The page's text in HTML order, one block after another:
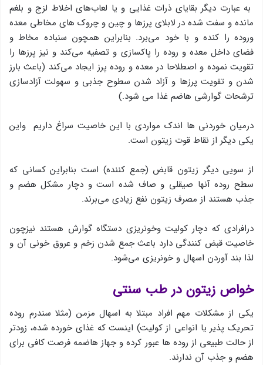
به عبارت دیگر بقایای ذرات غذایی و یا لعاب‌های اخلاط لزج و بلغم
مانده و سفت شده در لابلای پرزها و چین و چروک های مخاطی معده
وروده را كنده و با خود می‌برد. بنابراین همچون سنباده مخاط و
فضای داخل معده و روده را پاكسازی و تصفیه می‌كند و نیز پرزها را
تقویت نموده و اصطلاحا در معده و روده پرز ایجاد می‌كند (باعث بارز
شدن و تقویت پرزها و آزاد شدن سطوح جذبی و سهولت آزادسازی
ترشحات گوارشی هاضم غذا می شود.)
درمیان خوردنی ها اندک مواردی با این خاصیت سراغ داریم واین
یكی دیگر از نقاط قوت زیتون است.
از سویی دیگر زیتون قابض (جمع كننده) است بنابراین كسانی كه
سطح روده آنها صیقلی و صاف شده است و دچار مشكل هضم و
جذب هستند از مصرف زیتون نفع زیادی می‌برند.
درافرادی كه دچار كولیت وخونریزی دستگاه گوارش هستند نیزچون
خاصیت قبض كنندگی دارد باعث جمع شدن زخم و عروق خونی آن و
لذا بند آوردن اسهال و خونریزی می‌شود.
خواص زیتون در طب سنتی
یکی از مشکلات مهم افراد مبتلا به اسهال مزمن (مثلا سندرم روده
تحریک پذیر یا انواعی از کولیت) اینست که غذای خورده شده، زودتر
از حالت طبیعی از روده ها عبور کرده و جهاز هاضمه فرصت کافی برای
هضم و جذب آن ندارند.